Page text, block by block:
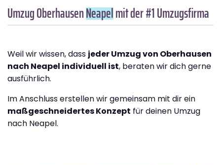
Umzug OberhausenNeapelmit der #1 Umzugsfirma
Weil wir wissen, dass jeder Umzug von Oberhausen
nach Neapel individuell ist, beraten wir dich gerne
ausführlich.
Im Anschluss erstellen wir gemeinsam mit dir ein
maßgeschneidertes Konzept für deinen Umzug
nach Neapel.